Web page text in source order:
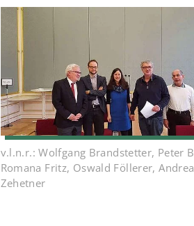
v.l.n.r.: Wolfgang Brandstetter, Peter
Romana Fritz, Oswald Föllerer,
Zehetner